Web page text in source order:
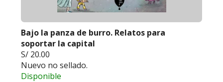
Bajo la panza de burro. Relatos para
soportar la capital
S/ 20.00
Nuevo no sellado.
Disponible